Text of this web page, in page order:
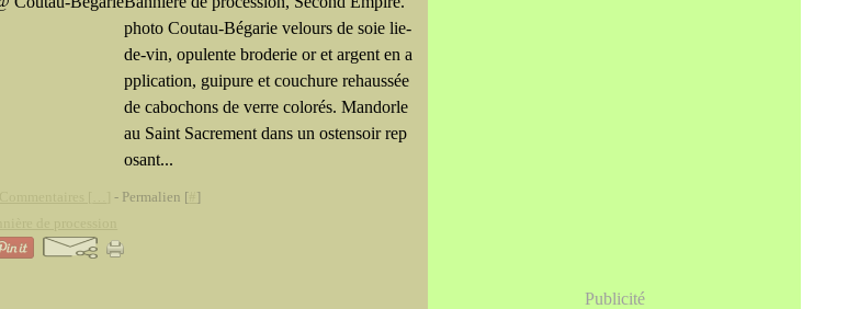
photo Coutau-Bégarie velours de soie lie-
de-vin, opulente broderie or et argent en a
pplication, guipure et couchure rehaussée
de cabochons de verre colorés. Mandorle
au Saint Sacrement dans un ostensoir rep
osant...
- Permalien [ ]
Publicité